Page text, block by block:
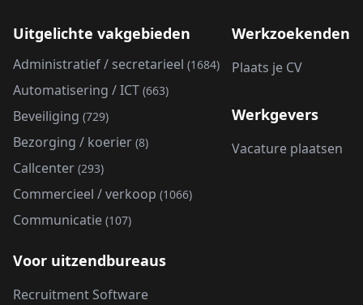
Uitgelichte vakgebieden
Administratief / secretarieel (1684)
Automatisering / ICT (663)
Beveiliging (729)
Bezorging / koerier (8)
Callcenter (293)
Commercieel / verkoop (1066)
Communicatie (107)
Werkzoekenden
Plaats je CV
Werkgevers
Vacature plaatsen
Voor uitzendbureaus
Recruitment Software